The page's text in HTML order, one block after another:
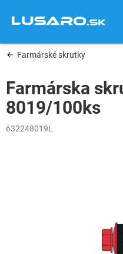
obsah
Farmárské skrutky
Farmárska
8019/100ks
632248019L